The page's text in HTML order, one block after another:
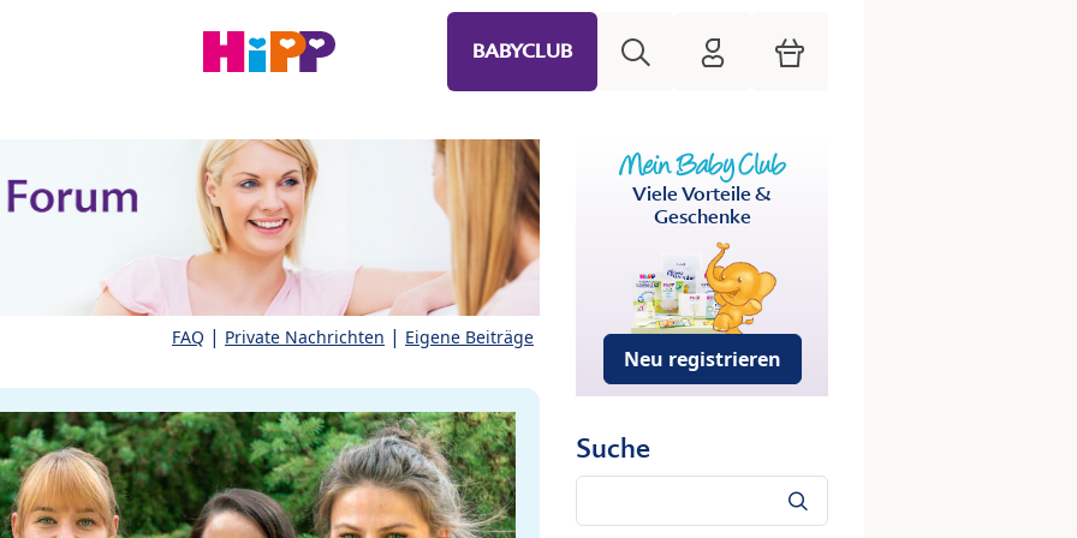
BABYCLUB HiPP Mein Babyclub
Warenkorb
FAQ | Private Nachrichten | Eigene Beiträge
Viele Vorteile &
Geschenke
Neu registrieren
Suche